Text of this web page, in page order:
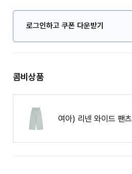
로그인하고 쿠폰 다운받기
콤비상품
여아) 리넨 와이드 팬츠